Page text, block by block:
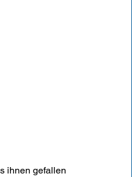
ihnen gefallen